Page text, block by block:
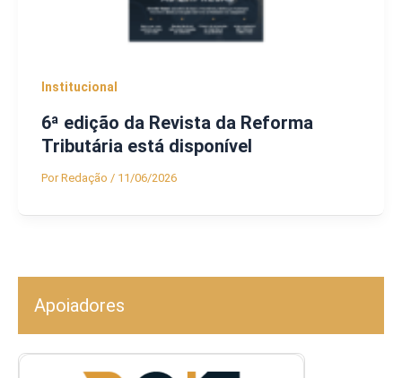
Institucional
6ª edição da Revista da Reforma
Tributária está disponível
PorRedação / 11/06/2026
Apoiadores